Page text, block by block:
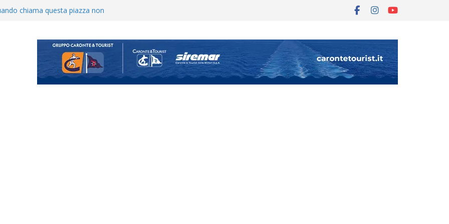
chiama questa piazza non
il caso sul contratto del
Messina
– Il calendario ’26/’27
il ritiro di Cascia: intensità e